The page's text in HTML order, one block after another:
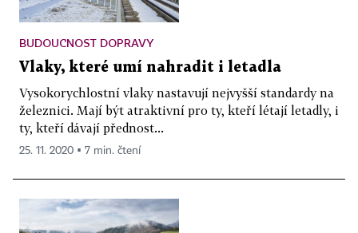
BUDOUCNOST DOPRAVY
Vlaky, které umí nahradit i letadla
Vysokorychlostní vlaky nastavují nejvyšší standardy na
železnici. Mají být atraktivní pro ty, kteří létají letadly, i
ty, kteří dávají přednost...
25. 11. 2020 ▪ 7 min. čtení